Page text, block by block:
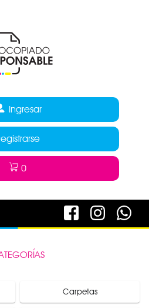
Ingresar
0
Carpetas